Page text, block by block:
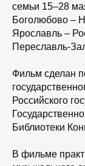
семьи 15–28
Боголюбово –
Ярославль –
Переславль-
Фильм сделан
Российского
Библиотеки
В фильме